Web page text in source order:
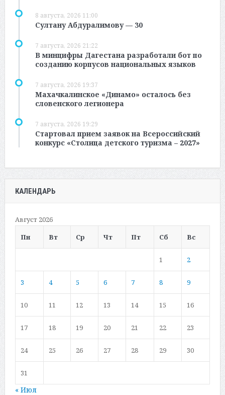
8 августа, 2026 11:00
Султану Абдуралимову — 30
7 августа, 2026 21:22
В минцифры Дагестана разработали бот по
созданию корпусов национальных языков
7 августа, 2026 19:37
Махачкалинское «Динамо» осталось без
словенского легионера
7 августа, 2026 19:29
Стартовал прием заявок на Всероссийский
конкурс «Столица детского туризма – 2027»
КАЛЕНДАРЬ
Август 2026
Пн
Вт Ср Чт Пт Сб Вс
1 2
3 4 5 6 7 8 9
10 11 12 13 14 15 16
17 18 19 20 21 22 23
24 25 26 27 28 29 30
31
« Июл